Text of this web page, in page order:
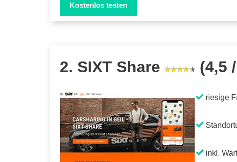
Kostenlos testen
2. SIXT Share (4,5
riesige
inkl.